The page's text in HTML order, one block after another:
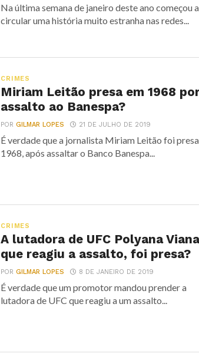
Na última semana de janeiro deste ano começou a
circular uma história muito estranha nas redes...
CRIMES
Miriam Leitão presa em 1968
assalto ao Banespa?
PORGILMAR LOPES 21 DE JULHO DE 2019
É verdade que a jornalista Miriam Leitão foi
1968, após assaltar o Banco Banespa...
CRIMES
A lutadora de UFC Polyana
que reagiu a assalto, foi presa?
PORGILMAR LOPES 8 DE JANEIRO DE 2019
É verdade que um promotor mandou prender a
lutadora de UFC que reagiu a um assalto...